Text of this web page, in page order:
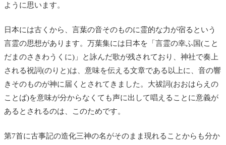
ように思います。
日本には古くから、言葉の音そのものに霊的な力が宿るという
言霊の思想があります。万葉集には日本を「言霊の幸ふ国(こと
だまのさきわうくに)」と詠んだ歌が残されており、神社で奏上
される祝詞(のりと)は、意味を伝える文章である以上に、音の響
きそのものが神に届くとされてきました。大祓詞(おおはらえの
ことば)を意味が分からなくても声に出して唱えることに意義が
あるとされるのは、このためです。
第7首に古事記の造化三神の名がそのまま現れることからも分か